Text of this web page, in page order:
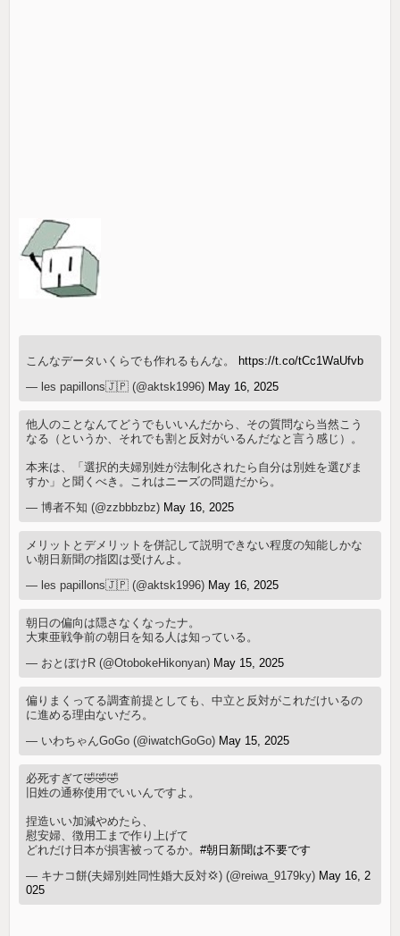
こんなデータいくらでも作れるもんな。 https://t.co/tCc1WaUfvb
— les papillons🇯🇵 (@aktsk1996) May 16, 2025
他人のことなんてどうでもいいんだから、その質問なら当然こう
なる（というか、それでも割と反対がいるんだなと言う感じ）。
本来は、「選択的夫婦別姓が法制化されたら自分は別姓を選びま
すか」と聞くべき。これはニーズの問題だから。
— 博者不知 (@zzbbbzbz) May 16, 2025
メリットとデメリットを併記して説明できない程度の知能しかな
い朝日新聞の指図は受けんよ。
— les papillons🇯🇵 (@aktsk1996) May 16, 2025
朝日の偏向は隠さなくなったナ。
大東亜戦争前の朝日を知る人は知っている。
— おとぼけR (@OtobokeHikonyan) May 15, 2025
偏りまくってる調査前提としても、中立と反対がこれだけいるの
に進める理由ないだろ。
— いわちゃんGoGo (@iwatchGoGo) May 15, 2025
必死すぎて🤣🤣🤣
旧姓の通称使用でいいんですよ。
捏造いい加減やめたら、
慰安婦、徴用工まで作り上げて
どれだけ日本が損害被ってるか。#朝日新聞は不要です
— キナコ餅(夫婦別姓同性婚大反対💢) (@reiwa_9179ky) May 16, 2
025